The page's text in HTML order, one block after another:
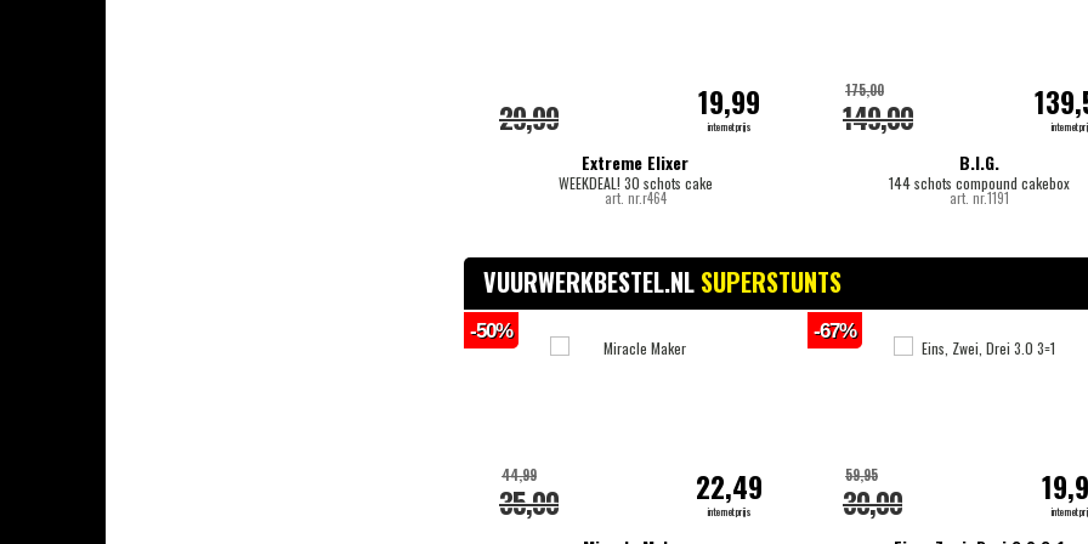
Extreme Elixer
WEEKDEAL! 30 schots cake
art. nr.r464
29,99 19,99
internetprijs
B.I.G.
144 schots compound cakebox
art. nr.1191
149,00
175,00
VUURWERKBESTEL.NL SUPERSTUNTS
35,00
44,99 22,49
internetprijs
-50%
30,00
59,95
-67%